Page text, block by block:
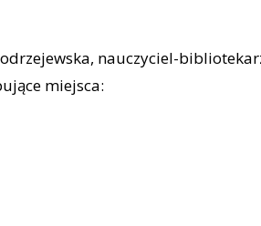
nauczyciel-
miejsca: